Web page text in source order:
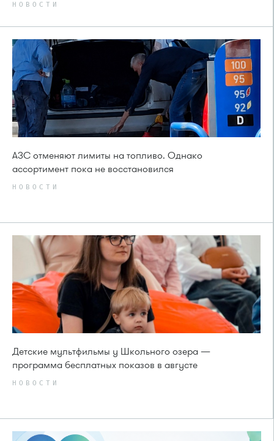
НОВОСТИ
АЗС отменяют лимиты на топливо. Однако
ассортимент пока не восстановился
НОВОСТИ
Детские мультфильмы у Школьного озера —
программа бесплатных показов в августе
НОВОСТИ